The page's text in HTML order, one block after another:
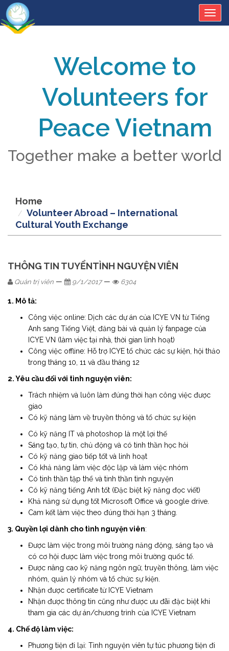
Welcome to
Volunteers for
Peace Vietnam
Together make a better world
Home
Volunteer Abroad – International
Cultural Youth Exchange
THÔNG TIN TUYỂNTÌNH NGUYỆN VIÊN
Quản trị viên — 9/1/2017— 6304
1. Mô tả:
Công việc online: Dịch các dự án của ICYE VN từ Tiếng
Anh sang Tiếng Việt, đăng bài và quản lý fanpage của
ICYE VN (làm việc tại nhà, thời gian linh hoạt)
Công việc offline: Hỗ trợ ICYE tổ chức các sự kiện, hội thảo
trong tháng 10, 11 và đầu tháng 12
2. Yêu cầu đối với tình nguyện viên:
Trách nhiệm và luôn làm đúng thời hạn công việc được
giao
Có kỹ năng làm về truyền thông và tổ chức sự kiện
Có kỹ năng IT và photoshop là một lợi thế
Sáng tạo, tự tin, chủ động và có tinh thần học hỏi
Có kỹ năng giao tiếp tốt và linh hoạt
Có khả năng làm việc độc lập và làm việc nhóm
Có tinh thần tập thể và tinh thần tình nguyện
Có kỹ năng tiếng Anh tốt (Đặc biệt kỹ năng đọc viết)
Khả năng sử dụng tốt Microsoft Office và google drive.
Cam kết làm việc theo đúng thời hạn 3 tháng.
3. Quyền lợi dành cho tình nguyện viên:
Được làm việc trong môi trường năng động, sáng tạo và
có cơ hội được làm việc trong môi trường quốc tế.
Được nâng cao kỹ năng ngôn ngữ, truyền thông, làm việc
nhóm, quản lý nhóm và tổ chức sự kiện.
Nhận được certificate từ ICYE Vietnam
Nhận được thông tin cũng như được ưu đãi đặc biệt khi
tham gia các dự án/chương trình của ICYE Vietnam
4. Chế độ làm việc:
Phương tiện đi lại: Tình nguyện viên tự túc phương tiện đi